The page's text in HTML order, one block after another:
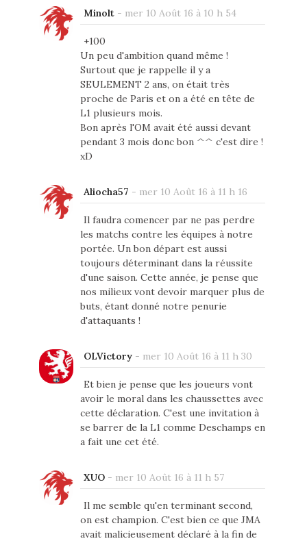
Minolt- mer 10 Août 16 à 10 h 54
+100
Un peu d'ambition quand même !
Surtout que je rappelle il y a
SEULEMENT 2 ans, on était très
proche de Paris et on a été en tête de
L1 plusieurs mois.
Bon après l'OM avait été aussi devant
pendant 3 mois donc bon ^^ c'est dire !
xD
Aliocha57 - mer 10 Août 16 à 11 h 16
Il faudra comencer par ne pas perdre
les matchs contre les équipes à notre
portée. Un bon départ est aussi
toujours déterminant dans la réussite
d'une saison. Cette année, je pense que
nos milieux vont devoir marquer plus de
buts, étant donné notre penurie
d'attaquants !
OLVictory- mer 10 Août 16 à 11 h 30
Et bien je pense que les joueurs vont
avoir le moral dans les chaussettes avec
cette déclaration. C'est une invitation à
se barrer de la L1 comme Deschamps en
a fait une cet été.
XUO- mer 10 Août 16 à 11 h 57
Il me semble qu'en terminant second,
on est champion. C'est bien ce que JMA
avait malicieusement déclaré à la fin de